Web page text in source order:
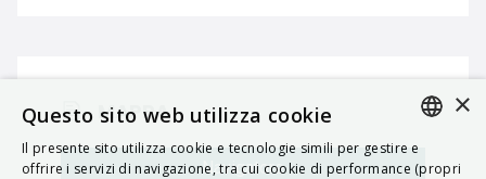
MAPPA
Navigatore ITALIAN
×
Questo sito web utilizza cookie
Il presente sito utilizza cookie e tecnologie simili per gestire e
offrire i servizi di navigazione, tra cui cookie di performance (propri